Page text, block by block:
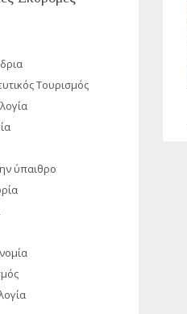
Τουρισμός
ύπαιθρο